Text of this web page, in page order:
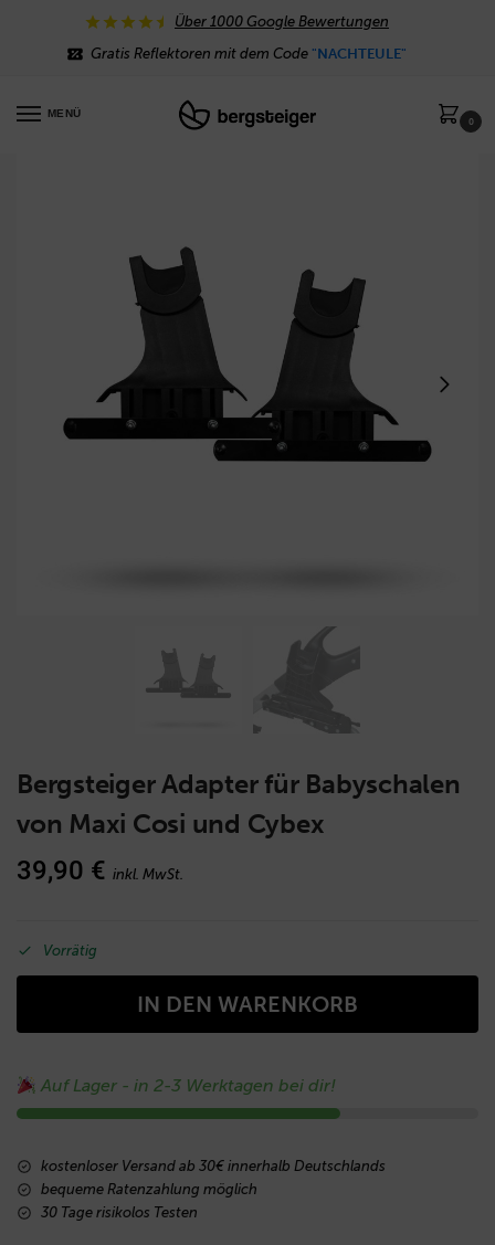
Über 1000 Google Bewertungen
Gratis Reflektoren mit dem Code "NACHTEULE"
MENÜ
0
Bergsteiger Adapter für Babyschalen
von Maxi Cosi und Cybex
39,90 € inkl. MwSt.
Vorrätig
IN DEN WARENKORB
Auf Lager - in 2-3 Werktagen bei dir!
kostenloser Versand ab 30€ innerhalb Deutschlands
bequeme Ratenzahlung möglich
30 Tage risikolos Testen